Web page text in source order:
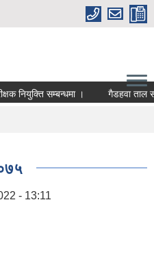
नियुक्ति सम्बन्धमा । गैडहवा ताल
- 13:11